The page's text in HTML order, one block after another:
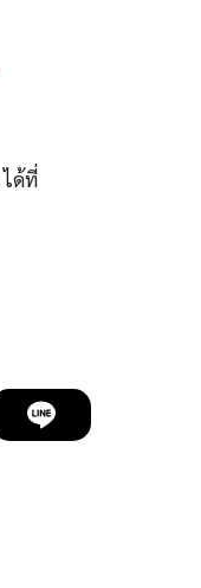
ได้ที่